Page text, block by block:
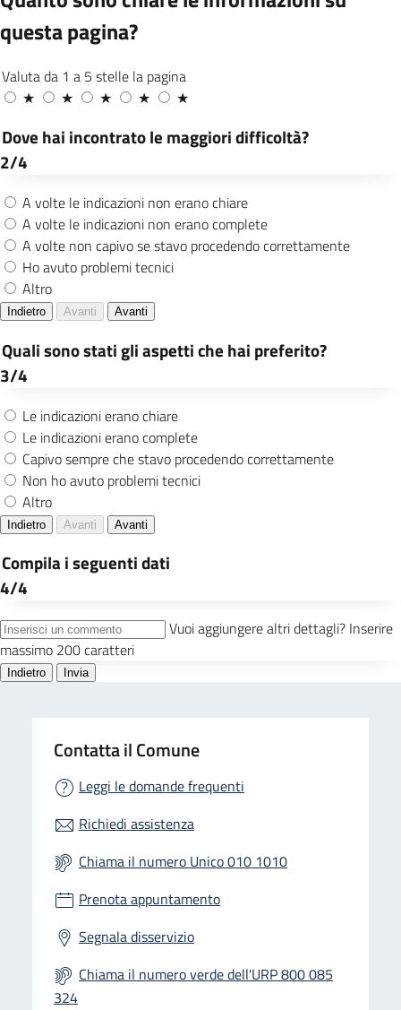
Contatta il Comune
Leggi le domande frequenti
Richiedi assistenza
Chiama il numero Unico 010 1010
Prenota appuntamento
Segnala disservizio
Chiama il numero verde dell'URP 800 085
324